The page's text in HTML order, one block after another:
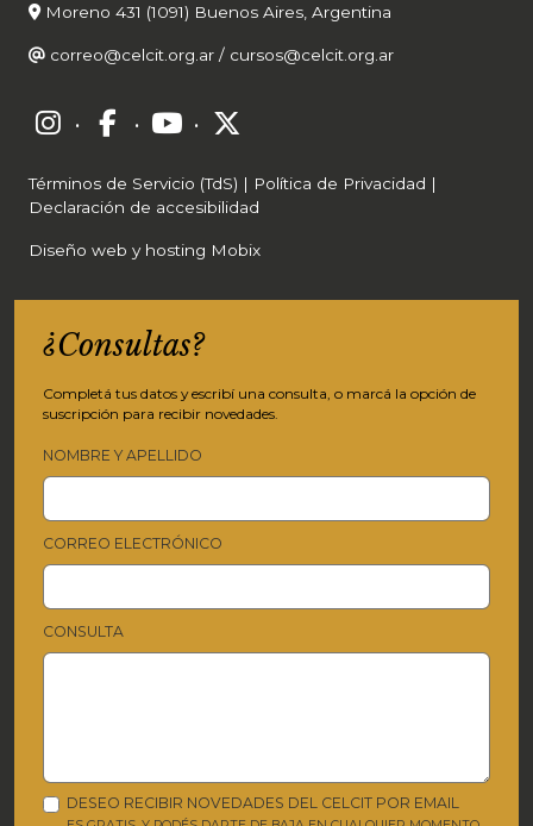
Moreno 431 (1091) Buenos Aires, Argentina
correo@celcit.org.ar / cursos@celcit.org.ar
· · ·
Términos de Servicio (TdS) | Política de Privacidad |
Declaración de accesibilidad
Diseño web y hosting Mobix
¿Consultas?
Completá tus datos y escribí una consulta, o marcá la opción de
suscripción para recibir novedades.
NOMBRE Y APELLIDO
CORREO ELECTRÓNICO
CONSULTA
DESEO RECIBIR NOVEDADES DEL CELCIT POR EMAIL